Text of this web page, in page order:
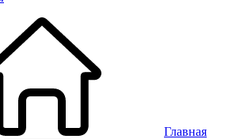
Главная